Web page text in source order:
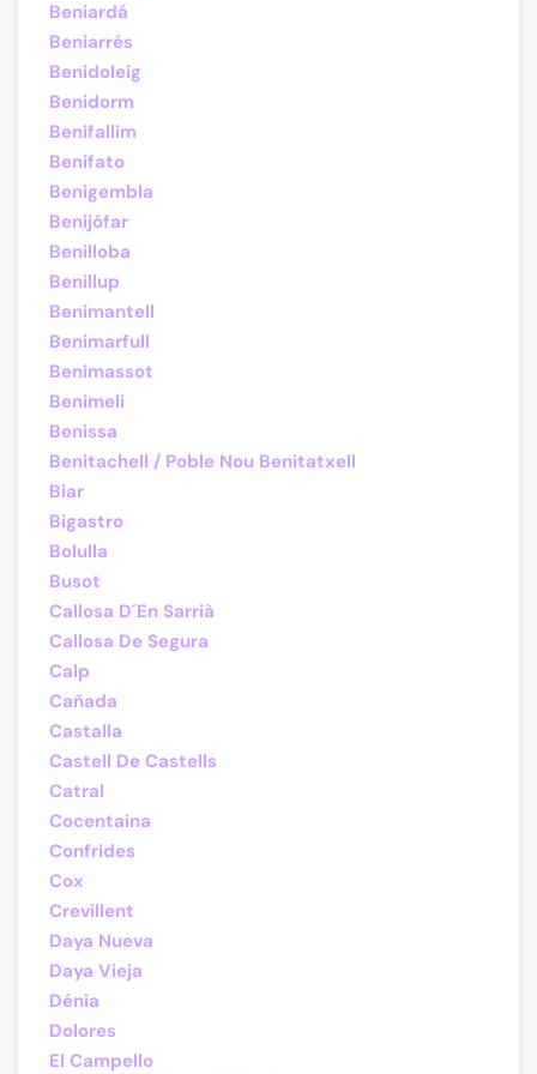
Beniardá
Beniarrés
Benidoleig
Benidorm
Benifallim
Benifato
Benigembla
Benijófar
Benilloba
Benillup
Benimantell
Benimarfull
Benimassot
Benimeli
Benissa
Benitachell / Poble Nou Benitatxell
Biar
Bigastro
Bolulla
Busot
Callosa D´En Sarrià
Callosa De Segura
Calp
Cañada
Castalla
Castell De Castells
Catral
Cocentaina
Confrides
Cox
Crevillent
Daya Nueva
Daya Vieja
Dénia
Dolores
El Campello